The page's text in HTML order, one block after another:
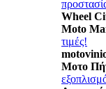
Wheel
Moto
τιμές!
Μοτο